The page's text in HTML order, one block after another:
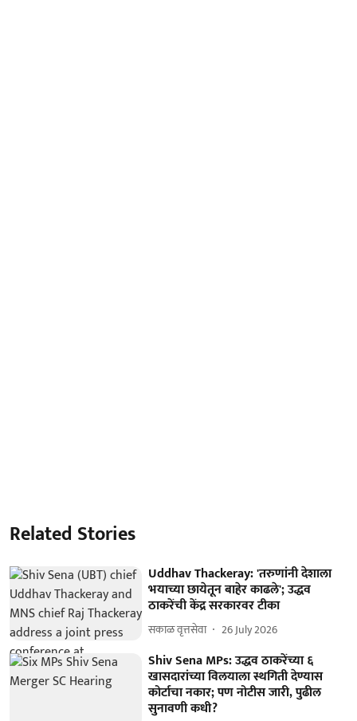
Related Stories
Uddhav Thackeray: 'तरुणांनी देशाला
भयाच्या छायेतून बाहेर काढले'; उद्धव
ठाकरेंची केंद्र सरकारवर टीका
सकाळ वृत्तसेवा 26 July 2026
Shiv Sena MPs: उद्धव ठाकरेंच्या ६
खासदारांच्या विलयाला स्थगिती देण्यास
कोर्टाचा नकार; पण नोटीस जारी, पुढील
सुनावणी कधी?